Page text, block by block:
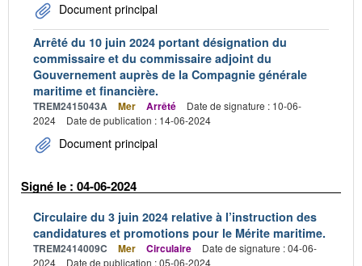
Document principal
Arrêté du 10 juin 2024 portant désignation du
commissaire et du commissaire adjoint du
Gouvernement auprès de la Compagnie générale
maritime et financière.
TREM2415043A Mer Arrêté
Date de signature : 10-06-
2024
Date de publication : 14-06-2024
Document principal
Signé le : 04-06-2024
Circulaire du 3 juin 2024 relative à l’instruction des
candidatures et promotions pour le Mérite maritime.
TREM2414009C Mer Circulaire
Date de signature : 04-06-
2024
Date de publication : 05-06-2024